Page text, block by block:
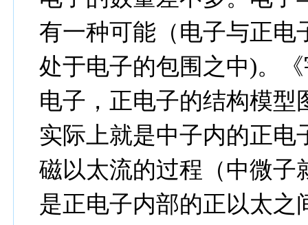
有一种可能（电子与正电
处于电子的包围之中)。
电子，正电子的结构模型
实际上就是中子内的正电
磁以太流的过程（中微子
是正电子内部的正以太之